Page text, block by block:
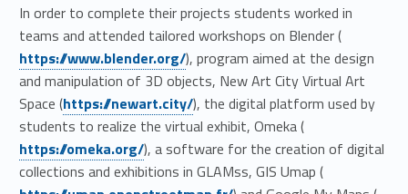
In order to complete their projects students worked in
teams and attended tailored workshops on Blender (Link identifier #identifier__128530-11
https://www.blender.org/), program aimed at the design
and manipulation of 3D objects, New Art City Virtual Art
Space (Link identifier #identifier__171398-12
https://newart.city/), the digital platform used by
students to realize the virtual exhibit, Omeka (Link identifier #identifier__98677-13
https://omeka.org/), a software for the creation of digital
collections and exhibitions in GLAMss, GIS Umap (Link identifier #identifier__187508-14
Link identifier #identifier__62573-15